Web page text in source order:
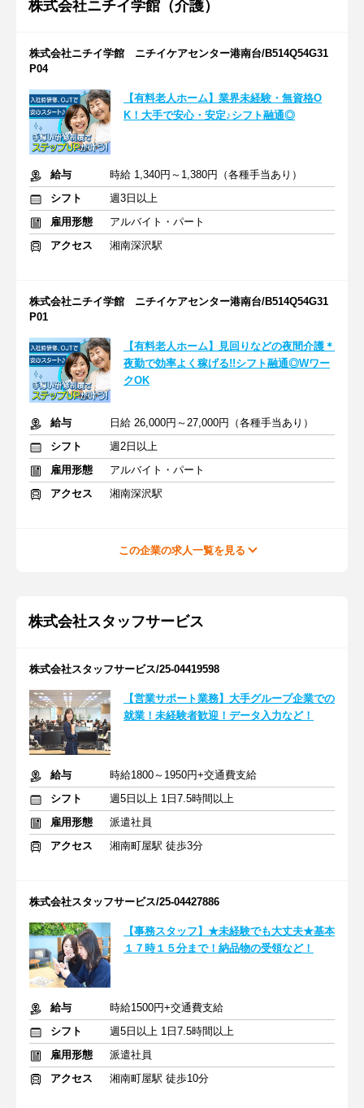
株式会社ニチイ学館（介護）
株式会社ニチイ学館 ニチイケアセンター港南台/B514Q54G31
P04
【有料老人ホーム】業界未経験・無資格O
K！大手で安心・安定♪シフト融通◎
給与
時給 1,340円～1,380円（各種手当あり）
シフト
週3日以上
雇用形態
アルバイト・パート
アクセス
湘南深沢駅
株式会社ニチイ学館 ニチイケアセンター港南台/B514Q54G31
P01
【有料老人ホーム】見回りなどの夜間介護＊
夜勤で効率よく稼げる!!シフト融通◎Wワー
クOK
給与
日給 26,000円～27,000円（各種手当あり）
シフト
週2日以上
雇用形態
アルバイト・パート
アクセス
湘南深沢駅
この企業の求人一覧を見る
株式会社スタッフサービス
株式会社スタッフサービス/25-04419598
【営業サポート業務】大手グループ企業での
就業！未経験者歓迎！データ入力など！
給与
時給1800～1950円+交通費支給
シフト
週5日以上 1日7.5時間以上
雇用形態
派遣社員
アクセス
湘南町屋駅 徒歩3分
株式会社スタッフサービス/25-04427886
【事務スタッフ】★未経験でも大丈夫★基本
１７時１５分まで！納品物の受領など！
給与
時給1500円+交通費支給
シフト
週5日以上 1日7.5時間以上
雇用形態
派遣社員
アクセス
湘南町屋駅 徒歩10分